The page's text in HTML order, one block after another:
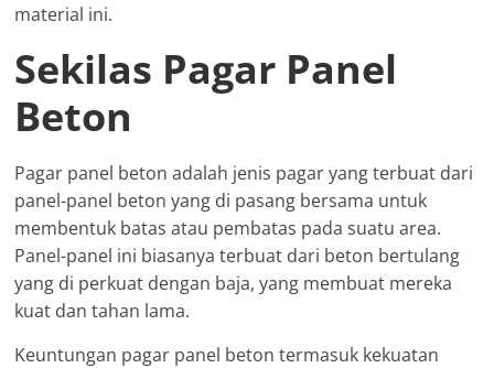
material ini.
Sekilas Pagar Panel
Beton
Pagar panel beton adalah jenis pagar yang terbuat dari
panel-panel beton yang di pasang bersama untuk
membentuk batas atau pembatas pada suatu area.
Panel-panel ini biasanya terbuat dari beton bertulang
yang di perkuat dengan baja, yang membuat mereka
kuat dan tahan lama.
Keuntungan pagar panel beton termasuk kekuatan